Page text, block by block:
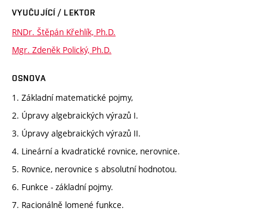
VYUČUJÍCÍ / LEKTOR
RNDr. Štěpán Křehlík, Ph.D.
Mgr. Zdeněk Polický, Ph.D.
OSNOVA
1. Základní matematické pojmy,
2. Úpravy algebraických výrazů I.
3. Úpravy algebraických výrazů II.
4. Lineární a kvadratické rovnice, nerovnice.
5. Rovnice, nerovnice s absolutní hodnotou.
6. Funkce - základní pojmy.
7. Racionálně lomené funkce.